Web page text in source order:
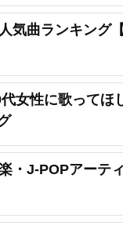
気曲ランキング
代女性に歌ってほ
・J-POPアーテ